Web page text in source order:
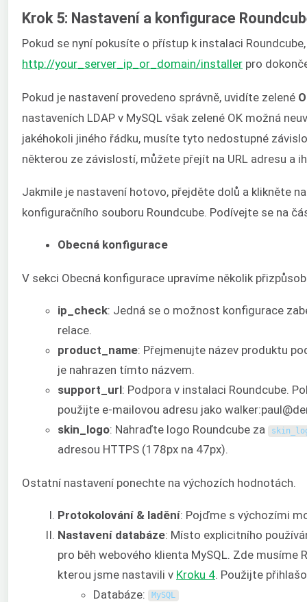
Krok 5: Nastavení a konfigurace
Pokud se nyní pokusíte o přístup k instalaci
http://your_server_ip_or_domain/installer pro
Pokud je nastavení provedeno správně, uvidíte zelené
nastaveních LDAP v MySQL však zelené OK možná
jakéhokoli jiného řádku, musíte tyto nedostupné
některou ze závislostí, můžete přejít na URL adresu a
Jakmile je nastavení hotovo, přejděte dolů a klikněte
konfiguračního souboru Roundcube. Podívejte se na
Obecná konfigurace
V sekci Obecná konfigurace upravíme několik
ip_check: Jedná se o možnost konfigurace
relace.
product_name: Přejmenujte název produktu
je nahrazen tímto názvem.
support_url: Podpora v instalaci Roundcube.
použijte e-mailovou adresu jako
skin_logo: Nahraďte logo Roundcube za
adresou HTTPS (178px na 47px).
Ostatní nastavení ponechte na výchozích hodnotách.
Protokolování & ladění: Pojďme s výchozími
Nastavení databáze: Místo explicitního
pro běh webového klienta MySQL. Zde
kterou jsme nastavili v Kroku 4 . Použijte
Databáze:
MySQL